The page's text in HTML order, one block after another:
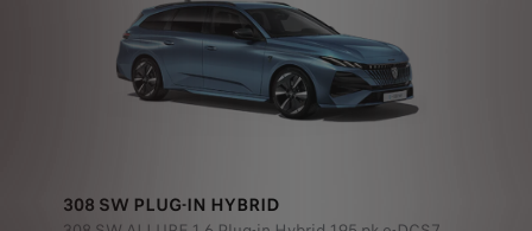
308 SW PLUG-IN HYBRID
308 SW ALLURE 1.6 Plug-in Hybrid 195 pk e-DCS7